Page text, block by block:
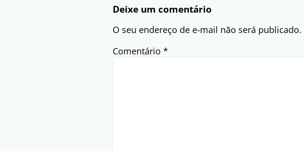
Deixe um comentário
O seu endereço de e-mail não será publicado.
Comentário *